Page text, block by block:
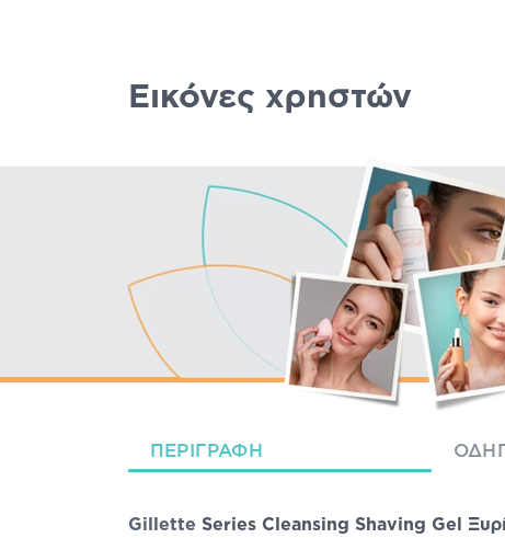
Εικόνες χρηστών
ΠΕΡΙΓΡΑΦΉ
Gillette Series Cleansing Shaving Gel